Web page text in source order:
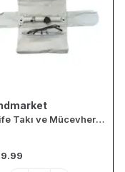
Kadife Takı ve Mücevher Seyahat Rulo Düzenleyicisi – Krem 35x20 cm